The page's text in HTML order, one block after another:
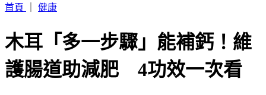
停
木耳「多一步驟」能補鈣！維
護腸道助減肥 4功效一次看